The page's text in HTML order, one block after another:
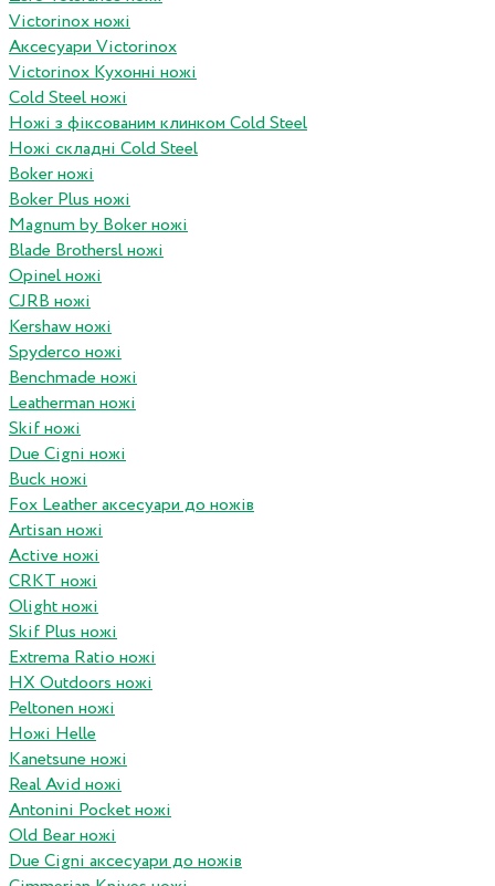
Victorinox ножі
Аксесуари Victorinox
Victorinox Кухонні ножі
Cold Steel ножі
Ножі з фіксованим клинком Cold Steel
Ножі складні Cold Steel
Boker ножі
Boker Plus ножі
Magnum by Boker ножі
Blade Brothersl ножі
Opinel ножі
CJRB ножі
Kershaw ножі
Spyderco ножі
Benchmade ножі
Leatherman ножі
Skif ножі
Due Cigni ножі
Buck ножі
Fox Leather аксесуари до ножів
Artisan ножі
Active ножі
CRKT ножі
Olight ножі
Skif Plus ножі
Extrema Ratio ножі
HX Outdoors ножі
Peltonen ножі
Ножі Helle
Kanetsune ножі
Real Avid ножі
Antonini Pocket ножі
Old Bear ножі
Due Cigni аксесуари до ножів